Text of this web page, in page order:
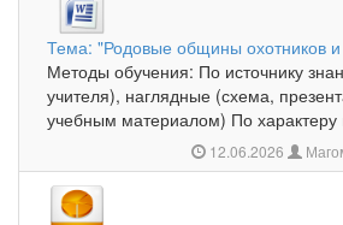
Тема: "Родовые общины охотников
Методы обучения: По источнику
учителя), наглядные (схема,
учебным материалом) По характеру
12.06.2026